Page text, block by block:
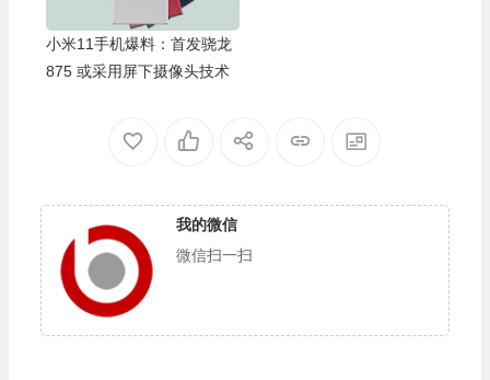
小米11手机爆料：首发骁龙
875 或采用屏下摄像头技术
我的微信
微信扫一扫